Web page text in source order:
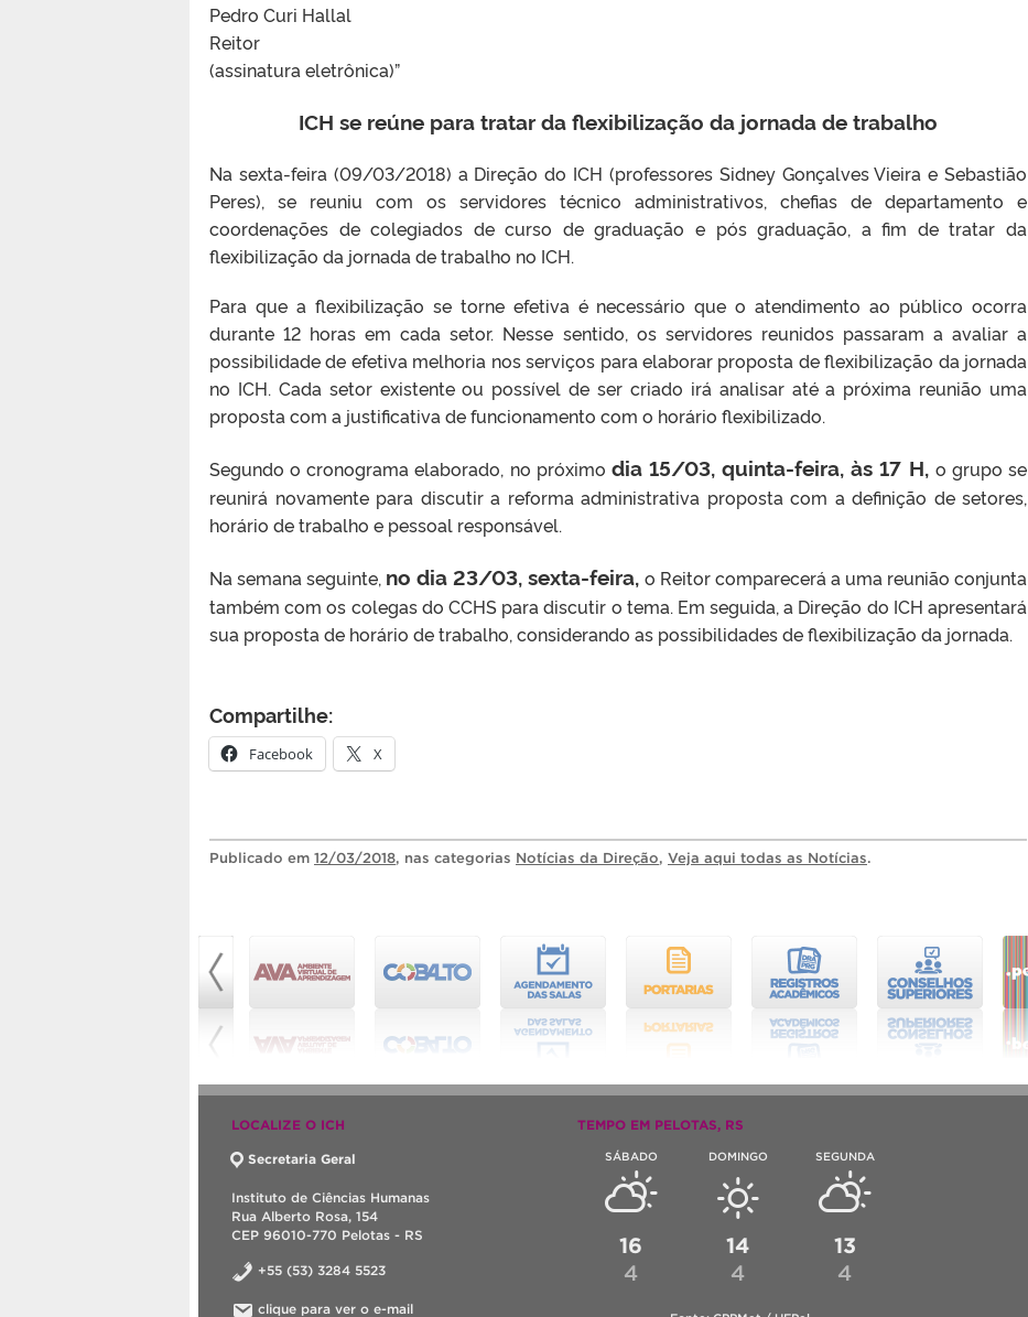
Pedro Curi Hallal
Reitor
(assinatura eletrônica)”
ICH se reúne para tratar da flexibilização da jornada de trabalho
Na sexta-feira (09/03/2018) a Direção do ICH (professores Sidney Gonçalves Vieira e Sebastião
Peres), se reuniu com os servidores técnico administrativos, chefias de departamento e
coordenações de colegiados de curso de graduação e pós graduação, a fim de tratar da
flexibilização da jornada de trabalho no ICH.
Para que a flexibilização se torne efetiva é necessário que o atendimento ao público ocorra
durante 12 horas em cada setor. Nesse sentido, os servidores reunidos passaram a avaliar a
possibilidade de efetiva melhoria nos serviços para elaborar proposta de flexibilização da jornada
no ICH. Cada setor existente ou possível de ser criado irá analisar até a próxima reunião uma
proposta com a justificativa de funcionamento com o horário flexibilizado.
Segundo o cronograma elaborado, no próximo dia 15/03, quinta-feira, às 17 H, o grupo se
reunirá novamente para discutir a reforma administrativa proposta com a definição de setores,
horário de trabalho e pessoal responsável.
Na semana seguinte, no dia 23/03, sexta-feira, o Reitor comparecerá a uma reunião conjunta
também com os colegas do CCHS para discutir o tema. Em seguida, a Direção do ICH apresentará
sua proposta de horário de trabalho, considerando as possibilidades de flexibilização da jornada.
Compartilhe:
Facebook X
Publicado em 12/03/2018, nas categorias Notícias da Direção, Veja aqui todas as Notícias.
LOCALIZE O ICH
Secretaria Geral
Instituto de Ciências Humanas
Rua Alberto Rosa, 154
CEP 96010-770 Pelotas - RS
+55 (53) 3284 5523
clique para ver o e-mail
TEMPO EM PELOTAS, RS
SÁBADO
16
4
DOMINGO
14
4
SEGUNDA
13
4